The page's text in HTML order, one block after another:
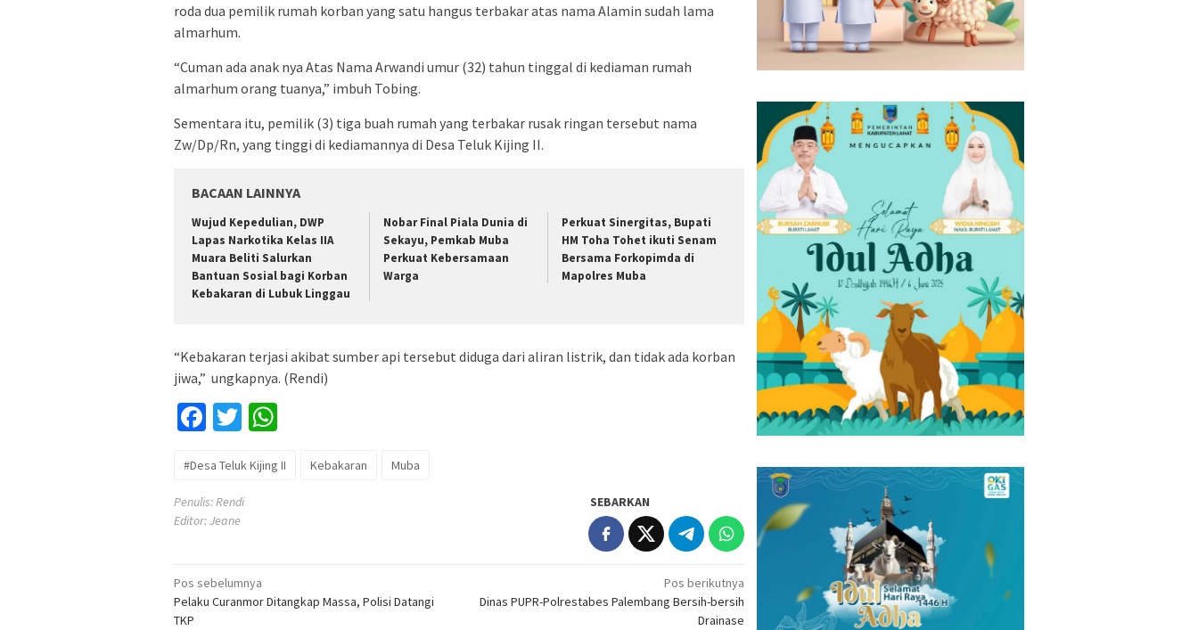
roda dua pemilik rumah korban yang satu hangus terbakar atas nama Alamin sudah lama
almarhum.
“Cuman ada anak nya Atas Nama Arwandi umur (32) tahun tinggal di kediaman rumah
almarhum orang tuanya,” imbuh Tobing.
Sementara itu, pemilik (3) tiga buah rumah yang terbakar rusak ringan tersebut nama
Zw/Dp/Rn, yang tinggi di kediamannya di Desa Teluk Kijing II.
BACAAN LAINNYA
Wujud Kepedulian, DWP
Lapas Narkotika Kelas IIA
Muara Beliti Salurkan
Bantuan Sosial bagi Korban
Kebakaran di Lubuk Linggau
Nobar Final Piala Dunia di
Sekayu, Pemkab Muba
Perkuat Kebersamaan
Warga
Perkuat Sinergitas, Bupati
HM Toha Tohet ikuti Senam
Bersama Forkopimda di
Mapolres Muba
“Kebakaran terjasi akibat sumber api tersebut diduga dari aliran listrik, dan tidak ada korban
jiwa,” ungkapnya. (Rendi)
Facebook
Twitter
#Desa Teluk Kijing II Kebakaran Muba
Penulis: Rendi
Editor: Jeane
SEBARKAN
Navigasi
pos
Pos sebelumnya
Pelaku Curanmor Ditangkap Massa, Polisi Datangi
TKP
Pos berikutnya
Dinas PUPR-Polrestabes Palembang Bersih-bersih
Drainase